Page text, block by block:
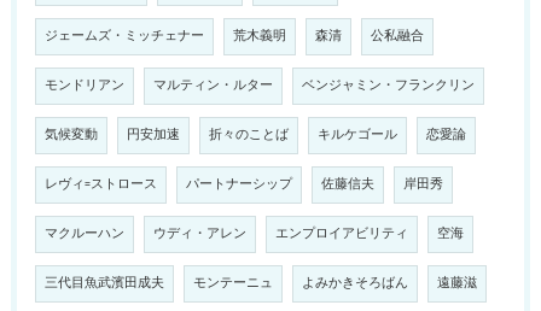
ジェームズ・ミッチェナー 荒木義明 森清 公私融合
モンドリアン マルティン・ルター ベンジャミン・フランクリン
気候変動 円安加速 折々のことば キルケゴール 恋愛論
レヴィ=ストロース パートナーシップ 佐藤信夫 岸田秀
マクルーハン ウディ・アレン エンプロイアビリティ 空海
三代目魚武濱田成夫 モンテーニュ よみかきそろばん 遠藤滋